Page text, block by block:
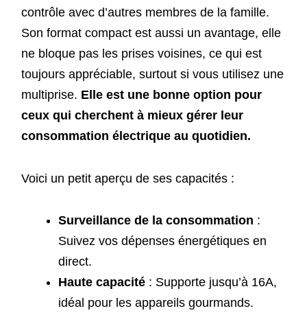
contrôle avec d’autres membres de la famille.
Son format compact est aussi un avantage, elle
ne bloque pas les prises voisines, ce qui est
toujours appréciable, surtout si vous utilisez une
multiprise. Elle est une bonne option pour
ceux qui cherchent à mieux gérer leur
consommation électrique au quotidien.
Voici un petit aperçu de ses capacités :
Surveillance de la consommation :
Suivez vos dépenses énergétiques en
direct.
Haute capacité: Supporte jusqu’à 16A,
idéal pour les appareils gourmands.